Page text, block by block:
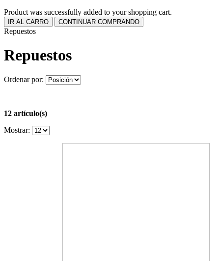
Product was successfully added to your shopping cart.
IR AL CARRO CONTINUAR COMPRANDO
Repuestos
Repuestos
Ordenar por:
12 artículo(s)
Mostrar: